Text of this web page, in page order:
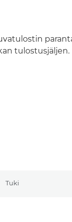
tulostusjäljen.
Tuki